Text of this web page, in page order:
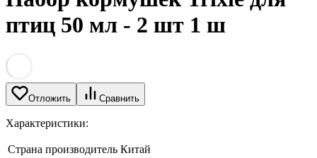
птиц 50 мл - 2 шт 1 ш
Отложить Сравнить
Характеристики:
Страна производитель Китай